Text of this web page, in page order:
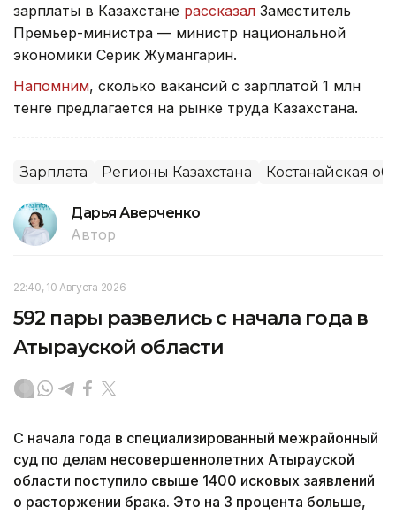
зарплаты в Казахстане рассказал Заместитель
Премьер-министра — министр национальной
экономики Серик Жумангарин.
Напомним, сколько вакансий с зарплатой 1 млн
тенге предлагается на рынке труда Казахстана.
Зарплата Регионы Казахстана Костанайская
Дарья Аверченко
Автор
22:40, 10 Августа 2026
592 пары развелись с начала года в
Атырауской области
С начала года в специализированный межрайонный
суд по делам несовершеннолетних Атырауской
области поступило свыше 1400 исковых заявлений
о расторжении брака. Это на 3 процента больше,